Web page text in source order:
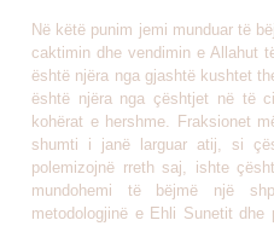
Në këtë punim jemi munduar të
caktimin dhe vendimin e Allahut
është njëra nga gjashtë kushtet
është njëra nga çështjet në të
kohërat e hershme. Fraksionet
shumti i janë larguar atij, si
polemizojnë rreth saj, ishte
mundohemi të bëjmë një
metodologjinë e Ehli Sunetit